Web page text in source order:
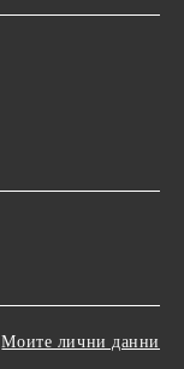
Моите лични данни